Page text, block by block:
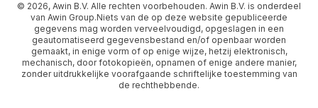
© 2026, Awin B.V. Alle rechten voorbehouden. Awin B.V. is onderdeel
van Awin Group.Niets van de op deze website gepubliceerde
gegevens mag worden verveelvoudigd, opgeslagen in een
geautomatiseerd gegevensbestand en/of openbaar worden
gemaakt, in enige vorm of op enige wijze, hetzij elektronisch,
mechanisch, door fotokopieën, opnamen of enige andere manier,
zonder uitdrukkelijke voorafgaande schriftelijke toestemming van
de rechthebbende.